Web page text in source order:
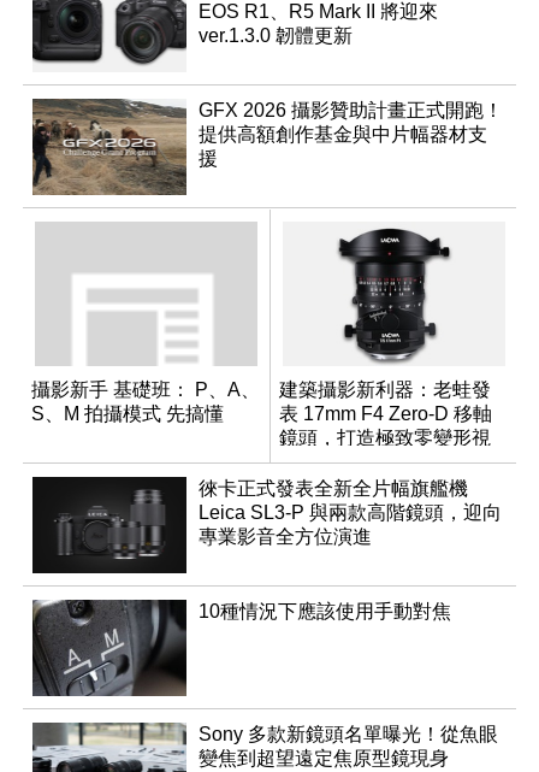
EOS R1、R5 Mark II 將迎來
ver.1.3.0 韌體更新
GFX 2026 攝影贊助計畫正式開跑！
提供高額創作基金與中片幅器材支
援
攝影新手 基礎班： P、A、
S、M 拍攝模式 先搞懂
建築攝影新利器：老蛙發
表 17mm F4 Zero-D 移軸
鏡頭，打造極致零變形視
野
徠卡正式發表全新全片幅旗艦機
Leica SL3-P 與兩款高階鏡頭，迎向
專業影音全方位演進
10種情況下應該使用手動對焦
Sony 多款新鏡頭名單曝光！從魚眼
變焦到超望遠定焦原型鏡現身